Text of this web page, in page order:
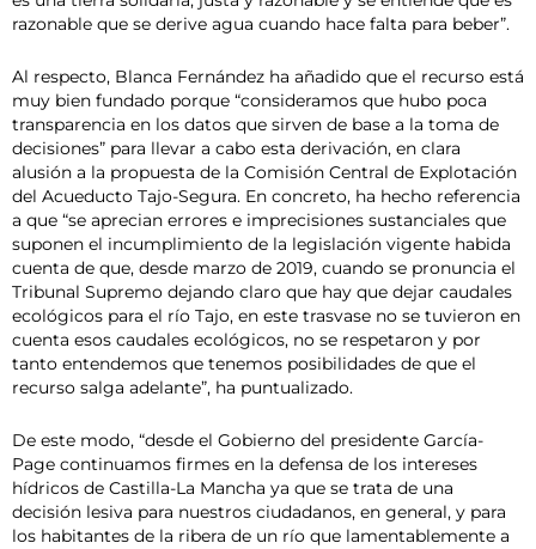
razonable que se derive agua cuando hace falta para beber”.
Al respecto, Blanca Fernández ha añadido que el recurso está
muy bien fundado porque “consideramos que hubo poca
transparencia en los datos que sirven de base a la toma de
decisiones” para llevar a cabo esta derivación, en clara
alusión a la propuesta de la Comisión Central de Explotación
del Acueducto Tajo-Segura. En concreto, ha hecho referencia
a que “se aprecian errores e imprecisiones sustanciales que
suponen el incumplimiento de la legislación vigente habida
cuenta de que, desde marzo de 2019, cuando se pronuncia el
Tribunal Supremo dejando claro que hay que dejar caudales
ecológicos para el río Tajo, en este trasvase no se tuvieron en
cuenta esos caudales ecológicos, no se respetaron y por
tanto entendemos que tenemos posibilidades de que el
recurso salga adelante”, ha puntualizado.
De este modo, “desde el Gobierno del presidente García-
Page continuamos firmes en la defensa de los intereses
hídricos de Castilla-La Mancha ya que se trata de una
decisión lesiva para nuestros ciudadanos, en general, y para
los habitantes de la ribera de un río que lamentablemente a